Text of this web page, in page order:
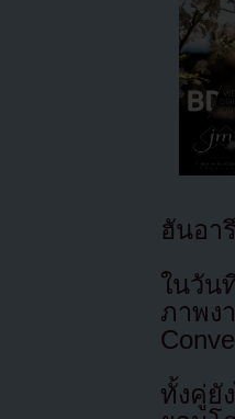
ฮันอา
ในวัน
ภาพ
ทั้งคู่ยั